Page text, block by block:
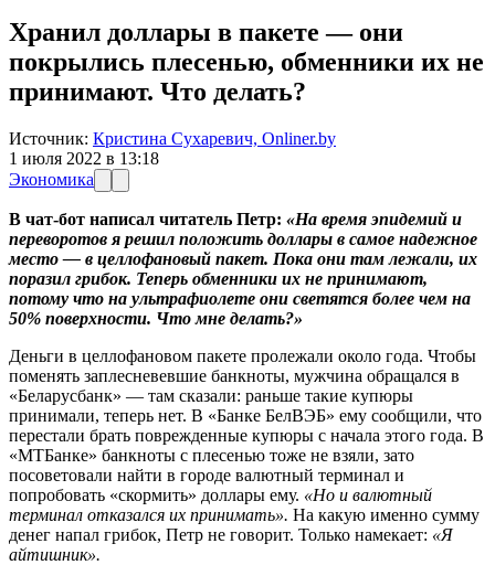
Хранил доллары в пакете — они
покрылись плесенью, обменники их не
принимают. Что делать?
Источник: Кристина Сухаревич, Onliner.by
1 июля 2022 в 13:18
Экономика
В чат-бот написал читатель Петр: «На время эпидемий и
переворотов я решил положить доллары в самое надежное
место — в целлофановый пакет. Пока они там лежали, их
поразил грибок. Теперь обменники их не принимают,
потому что на ультрафиолете они светятся более чем на
50% поверхности. Что мне делать?»
Деньги в целлофановом пакете пролежали около года. Чтобы
поменять заплесневевшие банкноты, мужчина обращался в
«Беларусбанк» — там сказали: раньше такие купюры
принимали, теперь нет. В «Банке БелВЭБ» ему сообщили, что
перестали брать поврежденные купюры с начала этого года. В
«МТБанке» банкноты с плесенью тоже не взяли, зато
посоветовали найти в городе валютный терминал и
попробовать «скормить» доллары ему. «Но и валютный
терминал отказался их принимать». На какую именно сумму
денег напал грибок, Петр не говорит. Только намекает: «Я
айтишник».